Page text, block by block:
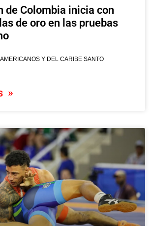
de Colombia inicia con
de oro en las pruebas
Y DEL CARIBE SANTO
»